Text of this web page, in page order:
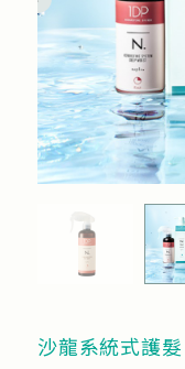
沙龍系統式護髮